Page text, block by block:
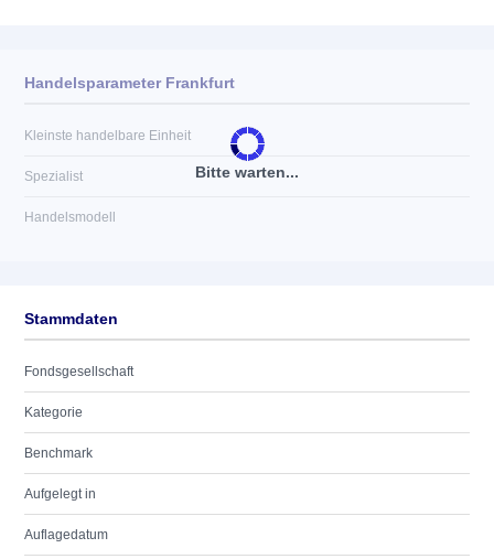
Bitte warten...
Handelsparameter Frankfurt
Kleinste handelbare Einheit
Spezialist
Handelsmodell
Stammdaten
Fondsgesellschaft
Kategorie
Benchmark
Aufgelegt in
Auflagedatum